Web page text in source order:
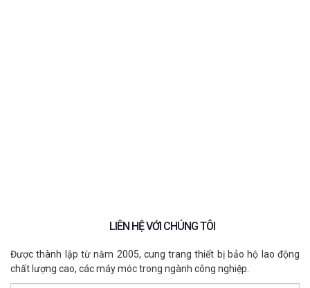
LIÊN HỆ VỚI CHÚNG TÔI
Được thành lập từ năm 2005, cung trang thiết bị bảo hộ lao động
chất lượng cao, các máy móc trong ngành công nghiệp.